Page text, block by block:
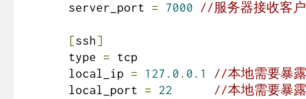
server_port = 7000 //服务器接收客
[ssh]
type = tcp
local_ip = 127.0 . 0.1
//本地需要暴
local_port = 22
//本地需要暴